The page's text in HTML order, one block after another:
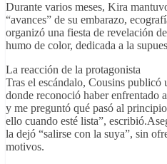
Durante varios meses, Kira
“avances” de su embarazo,
organizó una fiesta de revelación
humo de color, dedicada a la
La reacción de la protagonista
Tras el escándalo, Cousins
donde reconoció haber enfrentado
y me preguntó qué pasó al
ello cuando esté lista”,
la dejó “salirse con la suya”, sin
motivos.